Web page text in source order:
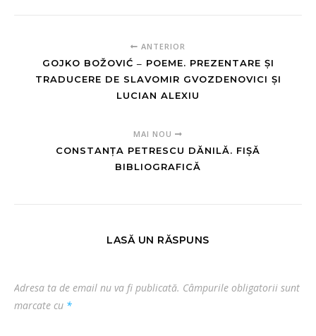
ANTERIOR
GOJKO BOŽOVIĆ ‒ POEME. PREZENTARE ȘI
TRADUCERE DE SLAVOMIR GVOZDENOVICI ȘI
LUCIAN ALEXIU
MAI NOU
CONSTANȚA PETRESCU DĂNILĂ. FIȘĂ
BIBLIOGRAFICĂ
LASĂ UN RĂSPUNS
Adresa ta de email nu va fi publicată. Câmpurile obligatorii sunt
marcate cu *